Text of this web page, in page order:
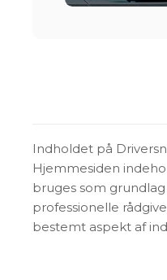
Indholdet på
Hjemmesiden
bruges som
professionelle
bestemt aspekt af